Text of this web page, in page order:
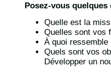
Posez-vous
Quelle est la
Quelles sont vos
À quoi
Quels sont vos
Développer un